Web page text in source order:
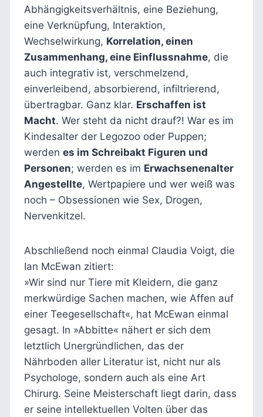
Abhängigkeitsverhältnis, eine Beziehung,
eine Verknüpfung, Interaktion,
Wechselwirkung, Korrelation, einen
Zusammenhang, eine Einflussnahme, die
auch integrativ ist, verschmelzend,
einverleibend, absorbierend, infiltrierend,
übertragbar. Ganz klar. Erschaffen ist
Macht. Wer steht da nicht drauf?! War es im
Kindesalter der Legozoo oder Puppen;
werden es im Schreibakt Figuren und
Personen; werden es im Erwachsenenalter
Angestellte, Wertpapiere und wer weiß was
noch – Obsessionen wie Sex, Drogen,
Nervenkitzel.
Abschließend noch einmal Claudia Voigt, die
Ian McEwan zitiert:
»Wir sind nur Tiere mit Kleidern, die ganz
merkwürdige Sachen machen, wie Affen auf
einer Teegesellschaft«, hat McEwan einmal
gesagt. In »Abbitte« nähert er sich dem
letztlich Unergründlichen, das der
Nährboden aller Literatur ist, nicht nur als
Psychologe, sondern auch als eine Art
Chirurg. Seine Meisterschaft liegt darin, dass
er seine intellektuellen Volten über das